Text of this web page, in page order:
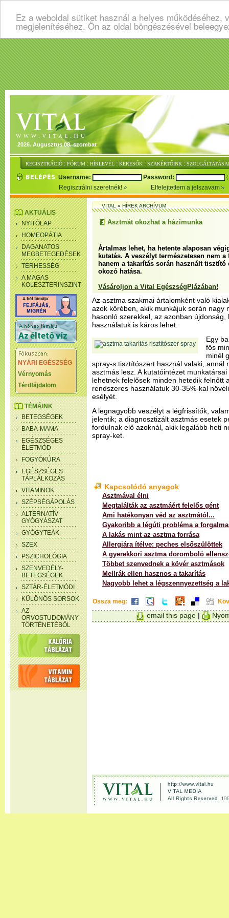
Ez a weboldal sütiket használ a helyes
megjelenítéséhez. Ön az oldal böngészésével
2026. Augusztus 08. szombat
REGISZTRÁCIÓ : FÓRUM : HÍRLEVÉL : KERESŐK : SZAKÉRTŐINK :
Username:
Password:
Regisztrálni szeretnék!
Elfelejtettem a jelszavam
AKTUÁLIS
NYITÓLAP
HOMEOPÁTIA
DAGANATOS
MEGBETEGEDÉSEK
TERHESSÉG
A MAGAS
KOLESZTERINSZINT
NYÁRI EGÉSZSÉG
Vérnyomás
Térdfájdalom
TÉMÁINK
BETEGSÉGEK
BABA-MAMA
EGÉSZSÉGES
ÉLETMÓD
FOGYÓKÚRA
EGÉSZSÉGES
TÁPLÁLKOZÁS
VITAMINOK
SZÉPSÉGÁPOLÁS
ALTERNATÍV
GYÓGYÁSZAT
GYÓGYTEÁK
SZEX
PSZICHOLÓGIA
SZENVEDÉLY-
BETEGSÉGEK
SZTÁR-ÉLETMÓDI
KÜLÖNÖS SORSOK
AZ
ORVOSTUDOMÁNY
TÖRTÉNETÉBŐL
VITAL»HÍREK ARCHÍVUM
Asztmát okozhat a házimunka
Ártalmas lehet, ha hetente alaposan
kutatás. A veszélyt természetesen nem
hanem a takarítás során használt
okozó hatása.
Vásároljon a Vital EgészségPlázában!
Az asztma szakmai ártalomként való
azok körében, akik munkájuk során nagy
hasonló szerekkel, az azonban
használatuk is káros lehet.
Egy
fős
minél
spray-s tisztítószert használ valaki, annál
asztmás lesz. A kutatóintézet
lehetnek felelősek minden hetedik felnőtt
rendszeres használatuk 30-35%-kal
esélyét.
A legnagyobb veszélyt a légfrissítők,
jelentik; a diagnosztizált asztmás esetek
fordulnak elő azoknál, akik legalább heti
spray-ket.
Kapcsolódó anyagok
Asztmával élni
Megtalálták az asztmáért felelős gént
Ami hatékonyan véd az asztmától...
Gyakoribb a légúti probléma a
A lakás mint az asztma forrása
Allergiára ítélve: peches elsőszülöttek
A gyerekkori asztma doromboló
Többet szenvednek a kövér asztmások
Mellrák ellen hasznos a takarítás
Nagyobb lehet a légszennyezettség a
Ossza meg:
email this page |